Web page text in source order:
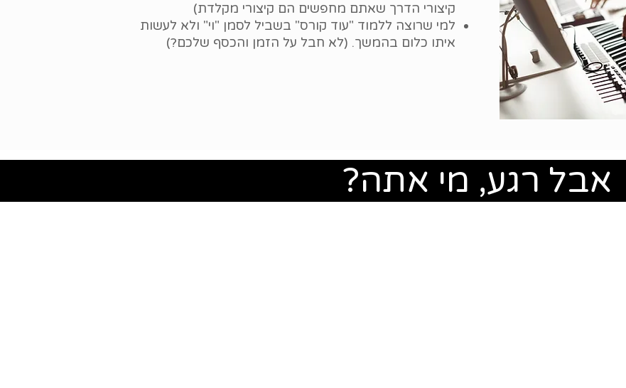
קיצורי הדרך שאתם מחפשים הם קיצורי מקלדת)
למי שרוצה ללמוד "עוד קורס" בשביל לסמן "וי" ולא לעשות
איתו כלום בהמשך. (לא חבל על הזמן והכסף שלכם?)
אבל רגע, מי אתה?